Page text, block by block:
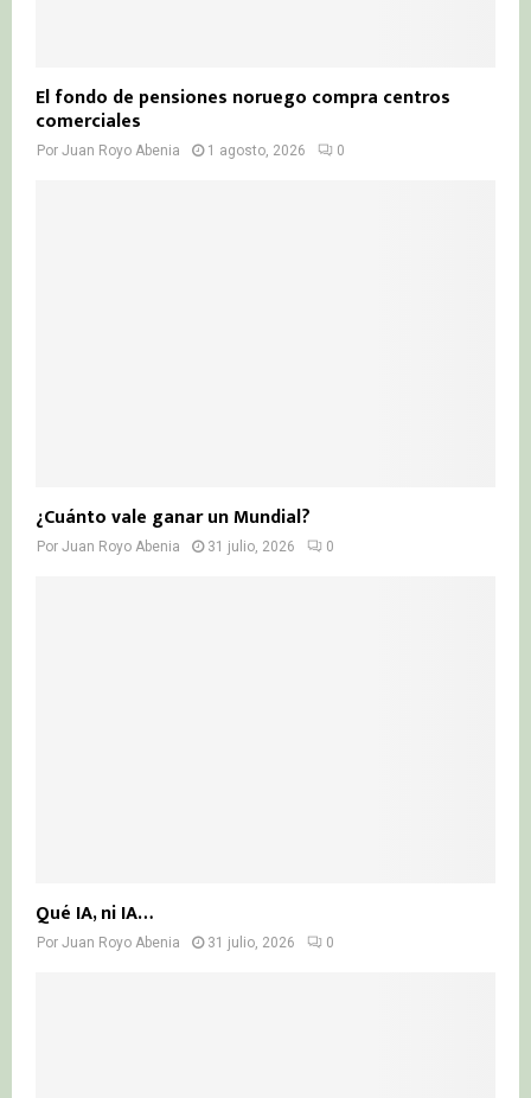
El fondo de pensiones noruego compra centros
comerciales
Por Juan Royo Abenia 1 agosto, 2026 0
¿Cuánto vale ganar un Mundial?
Por Juan Royo Abenia 31 julio, 2026 0
Qué IA, ni IA…
Por Juan Royo Abenia 31 julio, 2026 0